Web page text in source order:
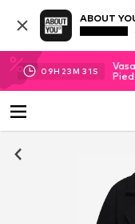
ABOUT
09H 23M 30S